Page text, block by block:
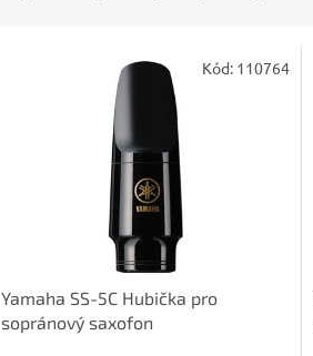
Yamaha SS-5C Hubička pro
sopránový saxofon
Kód: 110764